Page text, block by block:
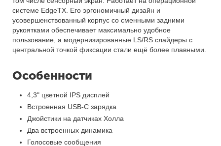
системе EdgeTX. Его эргономичный дизайн и
усовершенствованный корпус со сменными задними
рукоятками обеспечивает максимально удобное
пользование, а модернизированные LS/RS слайдеры с
центральной точкой фиксации стали ещё более плавными.
Особенности
4,3" цветной IPS дисплей
Встроенная USB-C зарядка
Джойстики на датчиках Холла
Два встроенных динамика
Голосовые сообщения